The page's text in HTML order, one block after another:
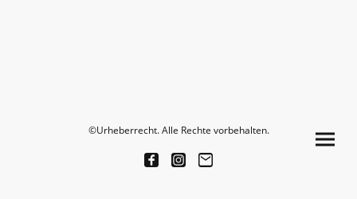
©Urheberrecht. Alle Rechte vorbehalten.